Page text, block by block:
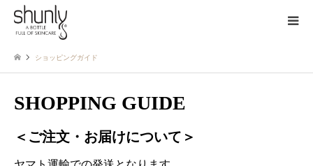
ショッピングガイド
SHOPPING GUIDE
＜ご注文・お届けについて＞